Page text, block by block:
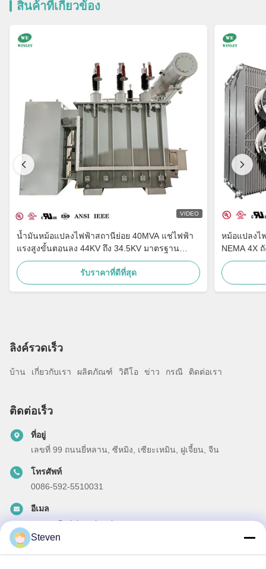
สินค้าที่เกี่ยวข้อง
VIDEO
น้ำมันหม้อแปลงไฟฟ้าสถานีย่อย 40MVA แช่ไฟฟ้า
แรงสูงขั้นตอนลง 44KV ถึง 34.5KV มาตรฐาน
ANSI IEEE
รับราคาที่ดีที่สุด
หม้อแปลงไ
NEMA 4X
ลิงค์รวดเร็ว
บ้าน เกี่ยวกับเรา ผลิตภัณฑ์ วิดีโอ ข่าว กรณี ติดต่อเรา
ติดต่อเร็ว
ที่อยู่
เลขที่ 99 ถนนยี่หลาน, ซีหมิง, เซียะเหมิน, ฝูเจี้ยน, จีน
โทรศัพท์
0086-592-5510031
อีเมล
steven@winley-electric.com
Steven